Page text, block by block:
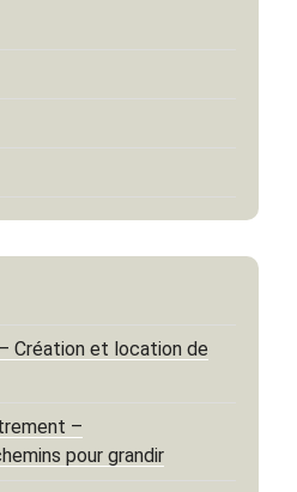
Création et location de
–
pour grandir